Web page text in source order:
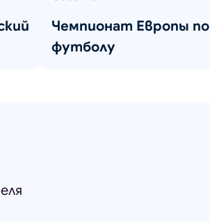
Чемпионат Европы по
футболу